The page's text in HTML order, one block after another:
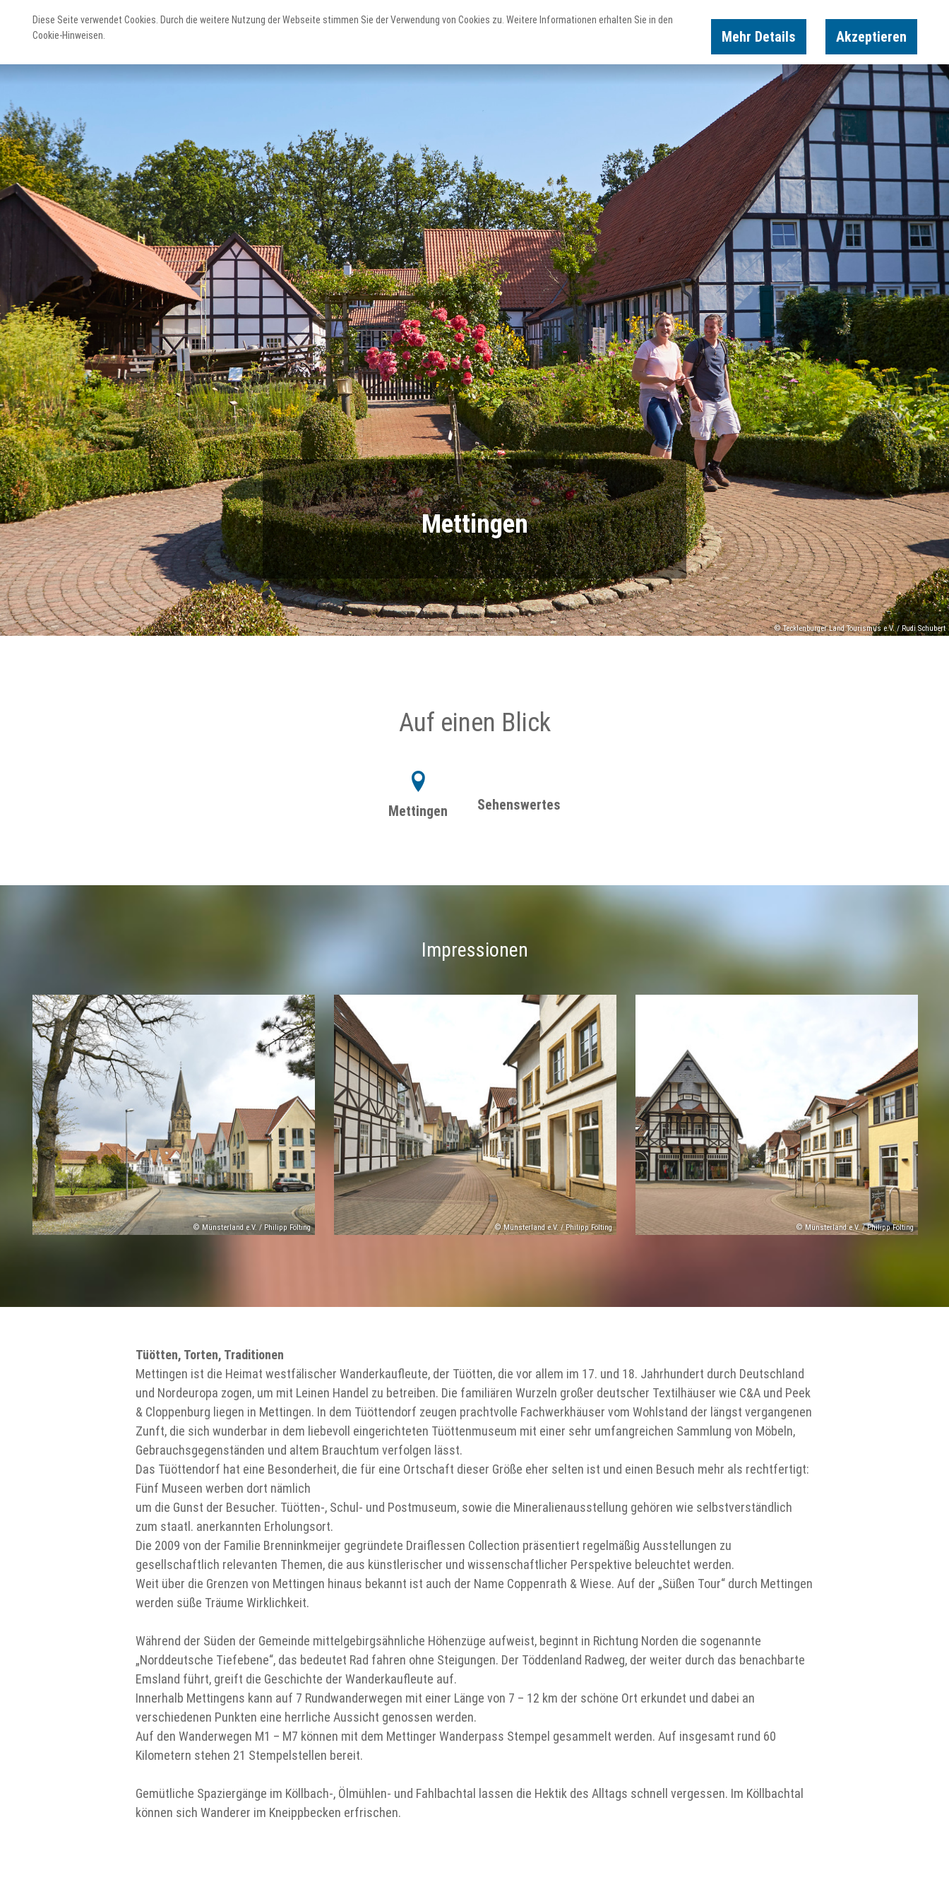
Staunen
Karte Suche Buchen
Mettingen
© Tecklenburger Land Tourismus e.V. / Rudi Schubert
Auf einen Blick
Mettingen Sehenswertes
Impressionen
© Münsterland e.V. / Philipp Fölting © Münsterland e.V. / Philipp Fölting © Münsterland e.V. / Philipp Fölting
Tüötten, Torten, Traditionen
Mettingen ist die Heimat westfälischer Wanderkaufleute, der Tüötten, die vor allem im 17. und 18. Jahrhundert durch Deutschland
und Nordeuropa zogen, um mit Leinen Handel zu betreiben. Die familiären Wurzeln großer deutscher Textilhäuser wie C&A und Peek
& Cloppenburg liegen in Mettingen. In dem Tüöttendorf zeugen prachtvolle Fachwerkhäuser vom Wohlstand der längst vergangenen
Zunft, die sich wunderbar in dem liebevoll eingerichteten Tüöttenmuseum mit einer sehr umfangreichen Sammlung von Möbeln,
Gebrauchsgegenständen und altem Brauchtum verfolgen lässt.
Das Tüöttendorf hat eine Besonderheit, die für eine Ortschaft dieser Größe eher selten ist und einen Besuch mehr als rechtfertigt:
Fünf Museen werben dort nämlich
um die Gunst der Besucher. Tüötten-, Schul- und Postmuseum, sowie die Mineralienausstellung gehören wie selbstverständlich
zum staatl. anerkannten Erholungsort.
Die 2009 von der Familie Brenninkmeijer gegründete Draiflessen Collection präsentiert regelmäßig Ausstellungen zu
gesellschaftlich relevanten Themen, die aus künstlerischer und wissenschaftlicher Perspektive beleuchtet werden.
Weit über die Grenzen von Mettingen hinaus bekannt ist auch der Name Coppenrath & Wiese. Auf der „Süßen Tour“ durch Mettingen
werden süße Träume Wirklichkeit.
Während der Süden der Gemeinde mittelgebirgsähnliche Höhenzüge aufweist, beginnt in Richtung Norden die sogenannte
„Norddeutsche Tiefebene“, das bedeutet Rad fahren ohne Steigungen. Der Töddenland Radweg, der weiter durch das benachbarte
Emsland führt, greift die Geschichte der Wanderkaufleute auf.
Innerhalb Mettingens kann auf 7 Rundwanderwegen mit einer Länge von 7 – 12 km der schöne Ort erkundet und dabei an
verschiedenen Punkten eine herrliche Aussicht genossen werden.
Auf den Wanderwegen M1 – M7 können mit dem Mettinger Wanderpass Stempel gesammelt werden. Auf insgesamt rund 60
Kilometern stehen 21 Stempelstellen bereit.
Gemütliche Spaziergänge im Köllbach-, Ölmühlen- und Fahlbachtal lassen die Hektik des Alltags schnell vergessen. Im Köllbachtal
können sich Wanderer im Kneippbecken erfrischen.
Diese Seite verwendet Cookies. Durch die weitere Nutzung der Webseite stimmen Sie der Verwendung von Cookies zu. Weitere Informationen erhalten Sie in den
Cookie-Hinweisen.
Mehr Details Akzeptieren